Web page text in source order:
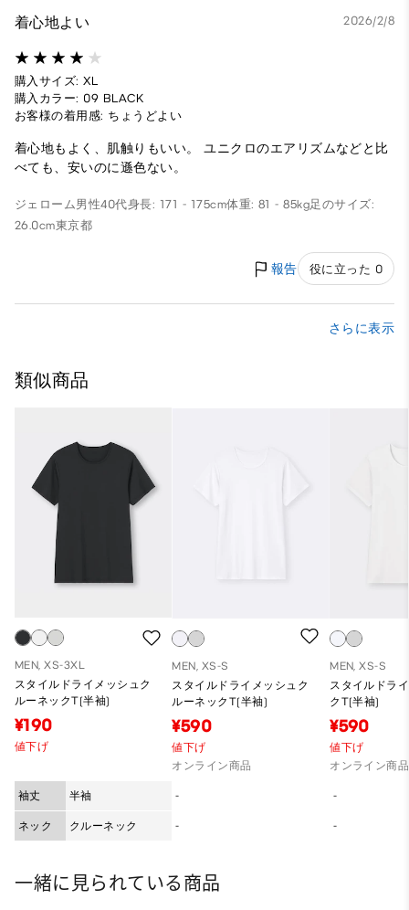
着心地よい 2026/2/8
購入サイズ: XL
購入カラー: 09 BLACK
お客様の着用感: ちょうどよい
着心地もよく、肌触りもいい。 ユニクロのエアリズムなどと比
べても、安いのに遜色ない。
ジェローム男性40代身長: 171 - 175cm体重: 81 - 85kg足のサイズ:
26.0cm東京都
報告 役に立った 0
さらに表示
類似商品
MEN, XS-3XL
スタイルドライメッシュク
ルーネックT(半袖)
¥190
値下げ
袖丈 半袖
ネック クルーネック
MEN, XS-S
スタイルドライメッシュク
ルーネックT(半袖)
¥590
値下げ
オンライン商品
-
-
MEN, XS-S
スタイルドラ
クT(半袖)
¥590
値下げ
オンライン商品
-
-
一緒に見られている商品